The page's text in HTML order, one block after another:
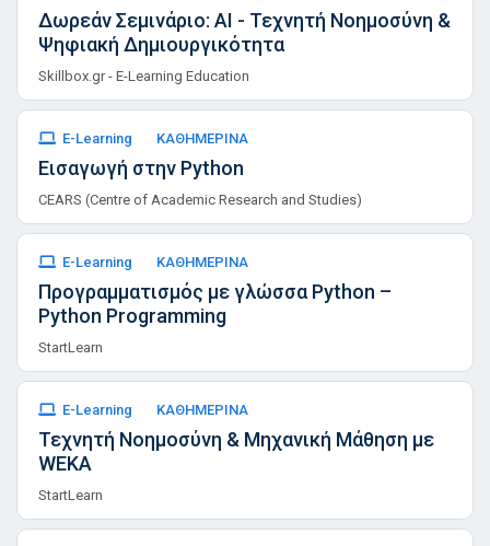
Δωρεάν Σεμινάριο: AI - Τεχνητή Νοημοσύνη &
Ψηφιακή Δημιουργικότητα
Skillbox.gr - E-Learning Education
E-Learning ΚΑΘΗΜΕΡΙΝΑ
Εισαγωγή στην Python
CEARS (Centre of Academic Research and Studies)
E-Learning ΚΑΘΗΜΕΡΙΝΑ
Προγραμματισμός με γλώσσα Python –
Python Programming
StartLearn
E-Learning ΚΑΘΗΜΕΡΙΝΑ
Τεχνητή Νοημοσύνη & Μηχανική Μάθηση με
WEKA
StartLearn